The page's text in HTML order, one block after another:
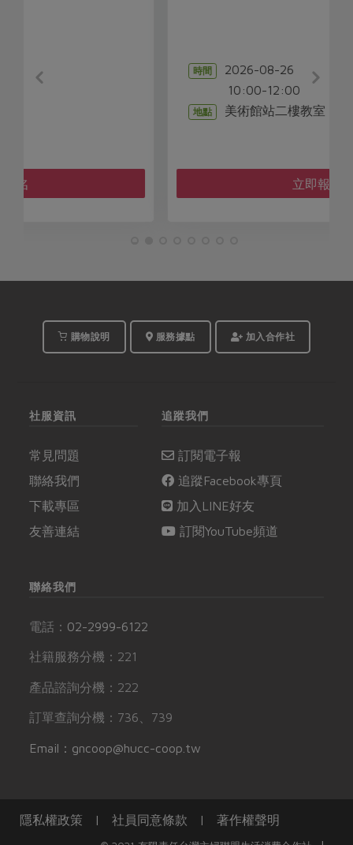
美術館站二樓教室
購物說明 服務據點 加入合作社
社服資訊
常見問題
聯絡我們
下載專區
友善連結
追蹤我們
訂閱電子報
追蹤Facebook專頁
加入LINE好友
訂閱YouTube頻道
聯絡我們
電話： 02-2999-6122
社籍服務分機：221
產品諮詢分機：222
訂單查詢分機：736、739
Email：gncoop@hucc-coop.tw
隱私權政策 | 社員同意條款 | 著作權聲明